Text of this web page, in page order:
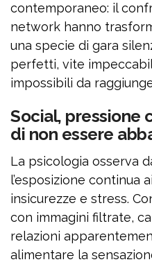
contemporaneo: il
network hanno
una specie di gara
perfetti, vite
impossibili da
Social, pressione
di non essere
La psicologia osserva
l’esposizione continua
insicurezze e stress.
con immagini filtrate,
relazioni
alimentare la